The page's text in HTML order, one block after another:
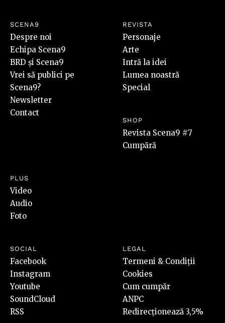
SCENA9
Despre noi
Echipa Scena9
BRD și Scena9
Vrei să publici pe
Scena9?
Newsletter
Contact
REVISTA
Personaje
Arte
Intră la idei
Lumea noastră
Special
SHOP
Revista Scena9 #7
Cumpără
PLUS
Video
Audio
Foto
SOCIAL
Facebook
Instagram
Youtube
SoundCloud
RSS
LEGAL
Termeni & Condiții
Cookies
Cum cumpăr
ANPC
Redirecționează 3,5%